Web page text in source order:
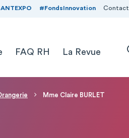
#FondsInnovation Contact
FAQ RH La Revue
Mme Claire BURLET